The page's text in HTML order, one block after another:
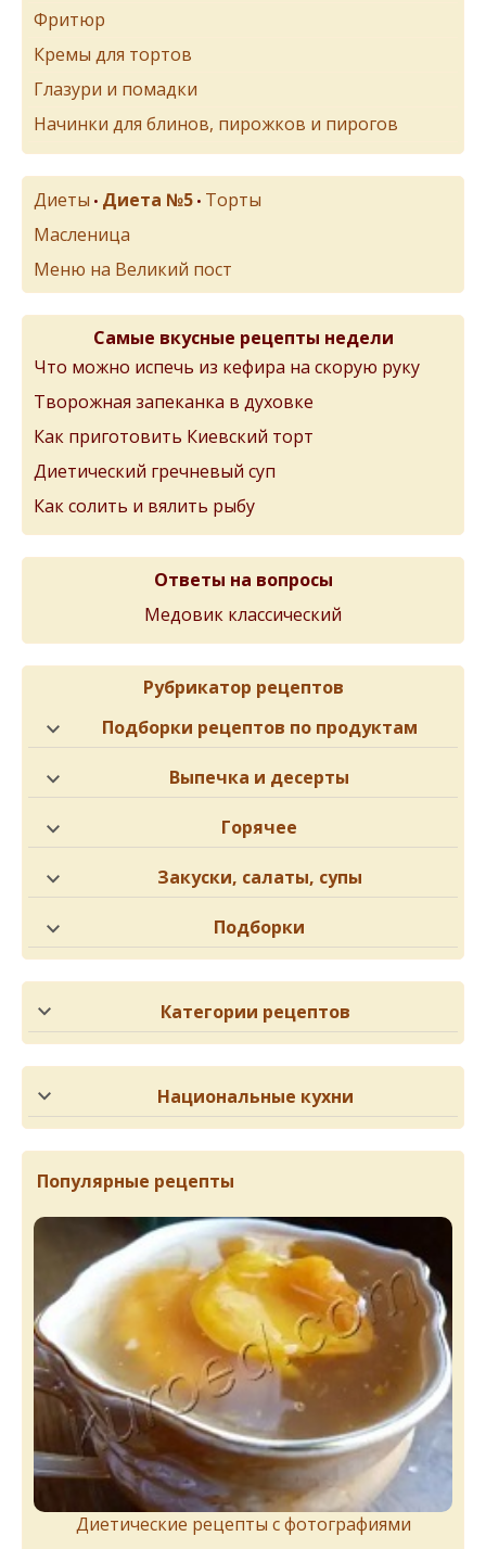
Фритюр
Кремы для тортов
Глазури и помадки
Начинки для блинов, пирожков и пирогов
Диеты • Диета №5 • Торты
Масленица
Меню на Великий пост
Самые вкусные рецепты недели
Что можно испечь из кефира на скорую руку
Творожная запеканка в духовке
Как приготовить Киевский торт
Диетический гречневый суп
Как солить и вялить рыбу
Ответы на вопросы
Медовик классический
Рубрикатор рецептов
Подборки рецептов по продуктам
Выпечка и десерты
Горячее
Закуски, салаты, супы
Подборки
Категории рецептов
Национальные кухни
Популярные рецепты
Диетические рецепты с фотографиями